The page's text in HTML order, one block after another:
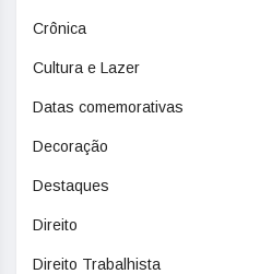
Crônica
Cultura e Lazer
Datas comemorativas
Decoração
Destaques
Direito
Direito Trabalhista